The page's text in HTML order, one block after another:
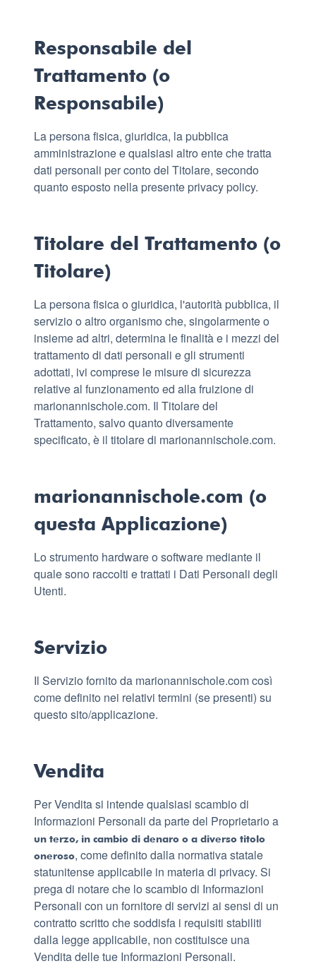
Responsabile del
Trattamento (o
Responsabile)
La persona fisica, giuridica, la pubblica
amministrazione e qualsiasi altro ente che tratta
dati personali per conto del Titolare, secondo
quanto esposto nella presente privacy policy.
Titolare del Trattamento (o
Titolare)
La persona fisica o giuridica, l'autorità pubblica, il
servizio o altro organismo che, singolarmente o
insieme ad altri, determina le finalità e i mezzi del
trattamento di dati personali e gli strumenti
adottati, ivi comprese le misure di sicurezza
relative al funzionamento ed alla fruizione di
marionannischole.com. Il Titolare del
Trattamento, salvo quanto diversamente
specificato, è il titolare di marionannischole.com.
marionannischole.com (o
questa Applicazione)
Lo strumento hardware o software mediante il
quale sono raccolti e trattati i Dati Personali degli
Utenti.
Servizio
Il Servizio fornito da marionannischole.com così
come definito nei relativi termini (se presenti) su
questo sito/applicazione.
Vendita
Per Vendita si intende qualsiasi scambio di
Informazioni Personali da parte del Proprietario a
un terzo, in cambio di denaro o a diverso titolo
oneroso, come definito dalla normativa statale
statunitense applicabile in materia di privacy. Si
prega di notare che lo scambio di Informazioni
Personali con un fornitore di servizi ai sensi di un
contratto scritto che soddisfa i requisiti stabiliti
dalla legge applicabile, non costituisce una
Vendita delle tue Informazioni Personali.